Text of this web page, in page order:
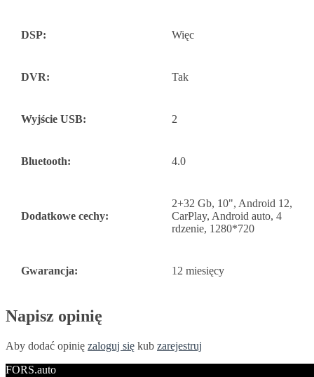
DSP: Więc
DVR: Tak
Wyjście USB: 2
Bluetooth: 4.0
Dodatkowe cechy:
2+32 Gb, 10", Android 12,
CarPlay, Android auto, 4
rdzenie, 1280*720
Gwarancja: 12 miesięcy
Napisz opinię
Aby dodać opinię zaloguj się kub zarejestruj
FORS.auto